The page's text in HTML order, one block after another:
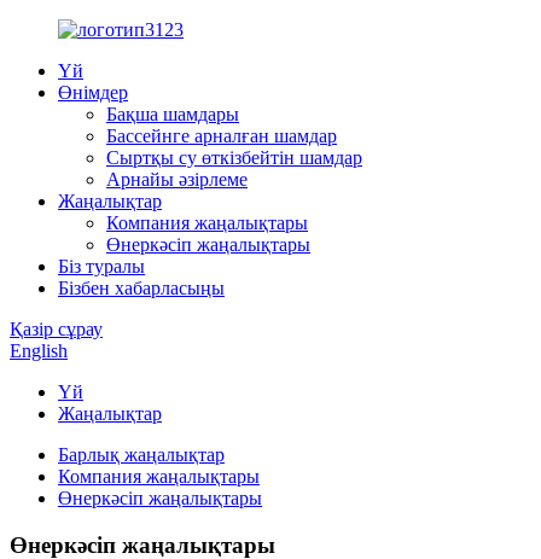
Үй
Өнімдер
Бақша шамдары
Бассейнге арналған шамдар
Сыртқы су өткізбейтін шамдар
Арнайы әзірлеме
Жаңалықтар
Компания жаңалықтары
Өнеркәсіп жаңалықтары
Біз туралы
Бізбен хабарласыңы
Қазір сұрау
English
Үй
Жаңалықтар
Барлық жаңалықтар
Компания жаңалықтары
Өнеркәсіп жаңалықтары
Өнеркәсіп жаңалықтары